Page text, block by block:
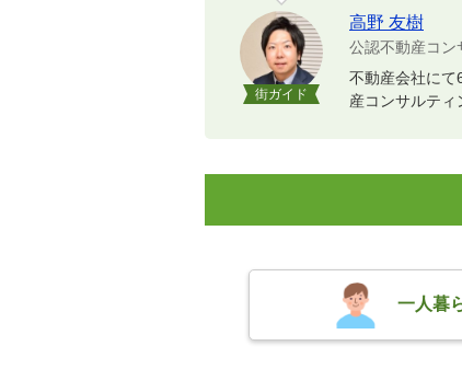
街ガイド
高野 友樹
公認不動産コン
不動産会社にて
産コンサルティ
一人暮